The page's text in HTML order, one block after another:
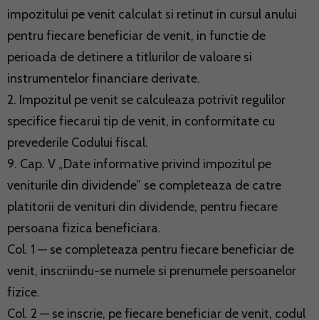
impozitului pe venit calculat si retinut in cursul anului
pentru fiecare beneficiar de venit, in functie de
perioada de detinere a titlurilor de valoare si
instrumentelor financiare derivate.
2. Impozitul pe venit se calculeaza potrivit regulilor
specifice fiecarui tip de venit, in conformitate cu
prevederile Codului fiscal.
9. Cap. V „Date informative privind impozitul pe
veniturile din dividende” se completeaza de catre
platitorii de venituri din dividende, pentru fiecare
persoana fizica beneficiara.
Col. 1 — se completeaza pentru fiecare beneficiar de
venit, inscriindu-se numele si prenumele persoanelor
fizice.
Col. 2 — se inscrie, pe fiecare beneficiar de venit, codul